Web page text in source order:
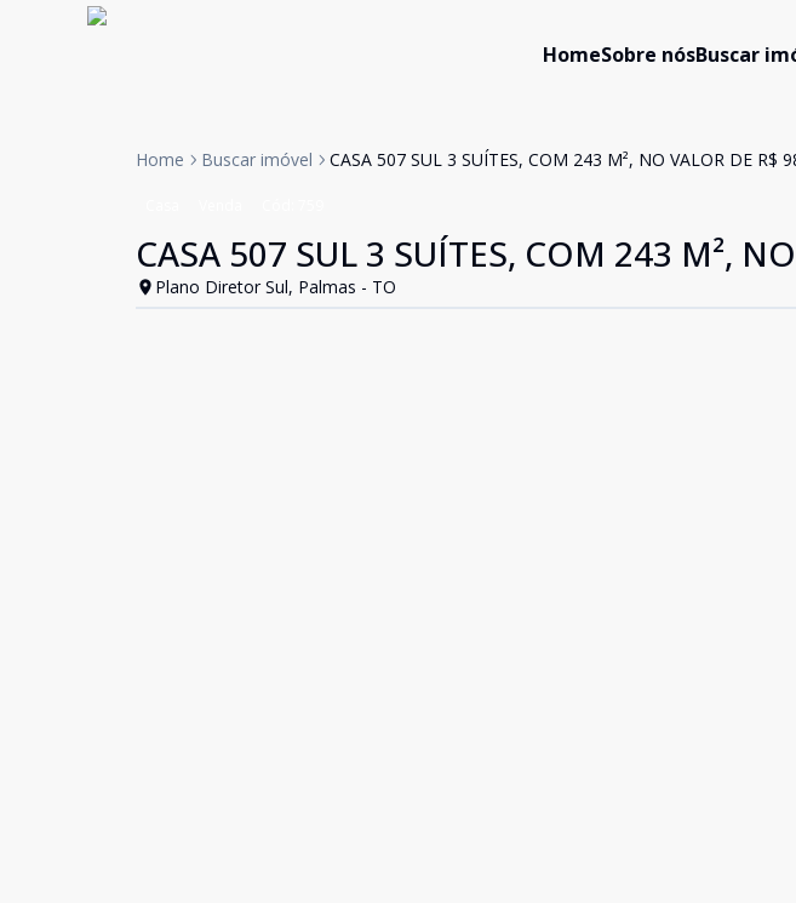
HomeSobre nósBuscar
Home Buscar imóvel CASA 507 SUL 3 SUÍTES, COM 243 M², NO VALOR DE R$
CASA 507 SUL 3 SUÍTES, COM 243 M²,
Plano Diretor Sul, Palmas - TO